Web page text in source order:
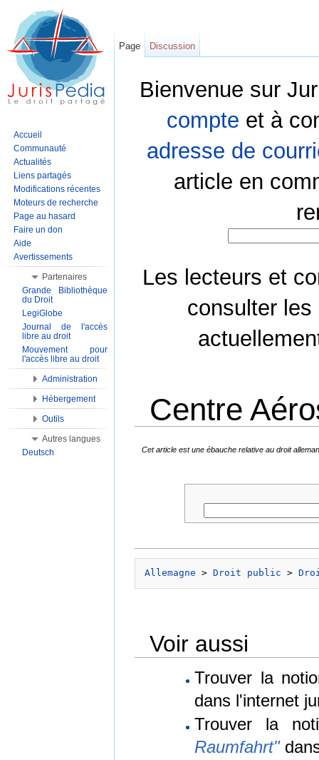
Bienvenue sur
compte et à
adresse de
article en
Les lecteurs et
consulter les
Centre
Cet article est une ébauche relative au droit
Allemagne > Droit public >
Voir aussi
Trouver la
dans l'internet
Trouver la
Raumfahrt"
Page Discussion
Accueil
Communauté
Actualités
Liens partagés
Modifications récentes
Moteurs de recherche
Page au hasard
Faire un don
Aide
Avertissements
Partenaires
Grande Bibliothèque
du Droit
LegiGlobe
Journal de l'accès
libre au droit
Mouvement pour
l'accès libre au droit
Administration
Hébergement
Outils
Autres langues
Deutsch